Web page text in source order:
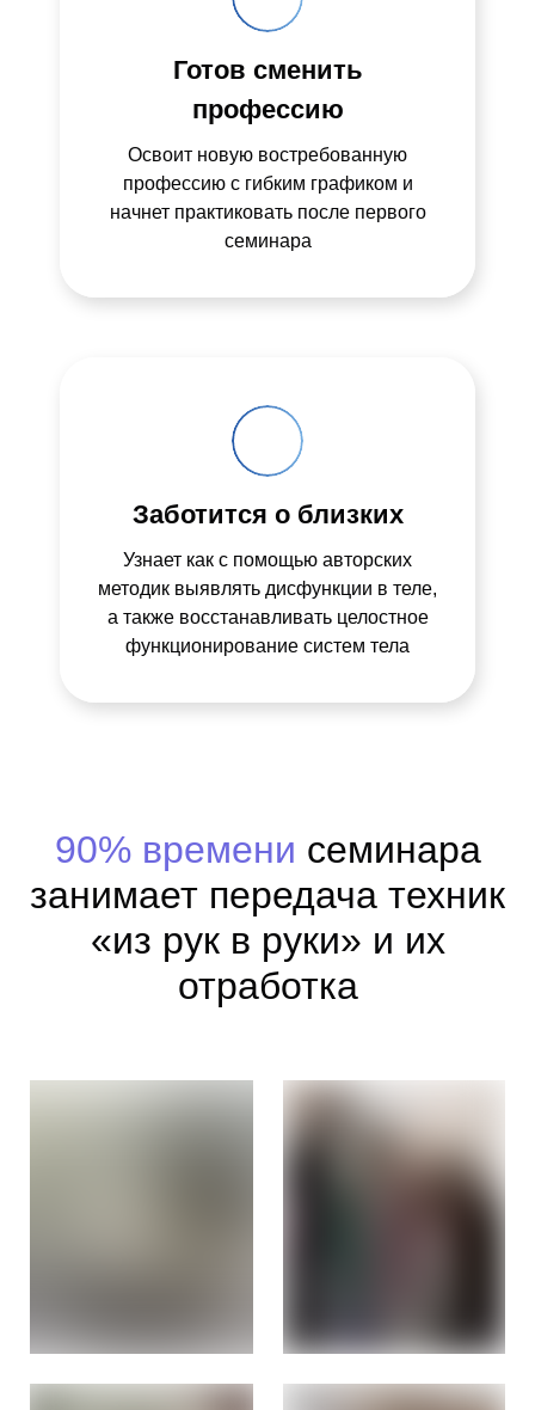
Готов сменить
профессию
Освоит новую востребованную
профессию с гибким графиком и
начнет практиковать после первого
семинара
Заботится о близких
Узнает как с помощью авторских
методик выявлять дисфункции в теле,
а также восстанавливать целостное
функционирование систем тела
90% времени семинара
занимает передача техник
«из рук в руки» и их
отработка